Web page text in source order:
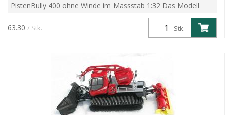
PistenBully 400 ohne Winde im Massstab 1:32 Das Modell
besteht mehrheitlich aus Metall und ist eine detaillierte
Nachbildung des Originales. Die Raupe aus Kautschuk sind ...
Stk.
63.30 / Stk.